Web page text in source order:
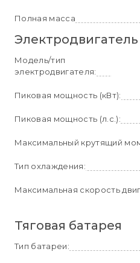
Полная масса
Электродвигатель
Модель/тип
электродвигателя:
Пиковая мощность (кВт):
Пиковая мощность (л.с.):
Максимальный крутящий
Тип охлаждения:
Максимальная скорость
Тяговая батарея
Тип батареи: